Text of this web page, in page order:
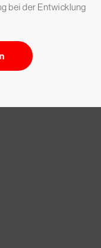
bei der Entwicklung